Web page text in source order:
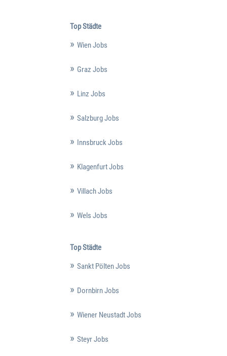
Top Städte
Wien Jobs
Graz Jobs
Linz Jobs
Salzburg Jobs
Innsbruck Jobs
Klagenfurt Jobs
Villach Jobs
Wels Jobs
Top Städte
Sankt Pölten Jobs
Dornbirn Jobs
Wiener Neustadt Jobs
Steyr Jobs